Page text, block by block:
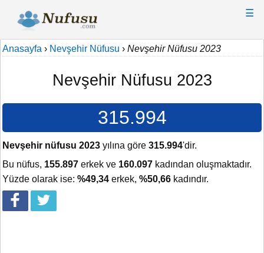
☰
Anasayfa › Nevşehir Nüfusu › Nevşehir Nüfusu 2023
Nevşehir Nüfusu 2023
315.994
Nevşehir nüfusu 2023 yılına göre 315.994'dir.
Bu nüfus, 155.897 erkek ve 160.097 kadından oluşmaktadır.
Yüzde olarak ise: %49,34 erkek, %50,66 kadındır.